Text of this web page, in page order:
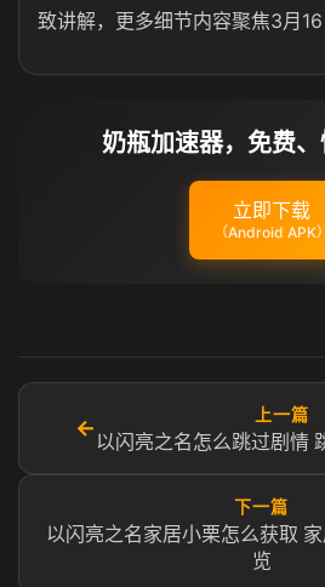
致讲解，更多细节内容聚焦3月16
奶瓶加速器，免费
立即下载
（Android APK）
←
上一篇
以闪亮之名怎么跳过剧情
下一篇
以闪亮之名家居小栗怎么获取
览